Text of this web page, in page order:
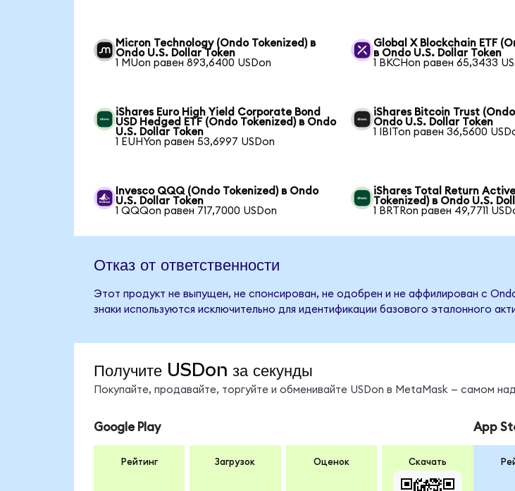
Micron Technology (Ondo Tokenized) в
Ondo U.S. Dollar Token
1 MUon равен 893,6400 USDon
Global X Blockchain ETF
в Ondo U.S. Dollar Token
1 BKCHon равен 65,3433
iShares Euro High Yield Corporate Bond
USD Hedged ETF (Ondo Tokenized) в Ondo
U.S. Dollar Token
1 EUHYon равен 53,6997 USDon
iShares Bitcoin Trust
Ondo U.S. Dollar Token
1 IBITon равен 36,5600
Invesco QQQ (Ondo Tokenized) в Ondo
U.S. Dollar Token
1 QQQon равен 717,7000 USDon
iShares Total Return
Tokenized) в Ondo U.S.
1 BRTRon равен 49,7711
Отказ от ответственности
Этот продукт не выпущен, не спонсирован, не одобрен и не аффилирован с
знаки используются исключительно для идентификации базового эталонного
Получите USDon за секунды
Покупайте, продавайте, торгуйте и обменивайте USDon в MetaMask — самом
Google Play
Рейтинг Загрузок Оценок Скачать
App